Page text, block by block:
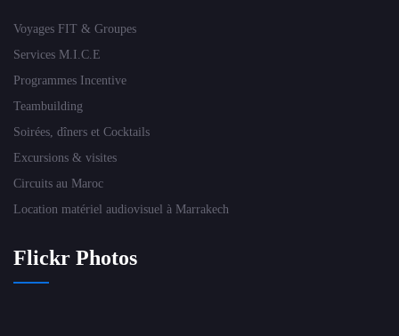
Voyages FIT & Groupes
Services M.I.C.E
Programmes Incentive
Teambuilding
Soirées, dîners et Cocktails
Excursions & visites
Circuits au Maroc
Location matériel audiovisuel à Marrakech
Flickr Photos